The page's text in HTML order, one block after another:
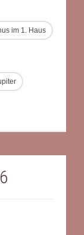
im 1. Haus